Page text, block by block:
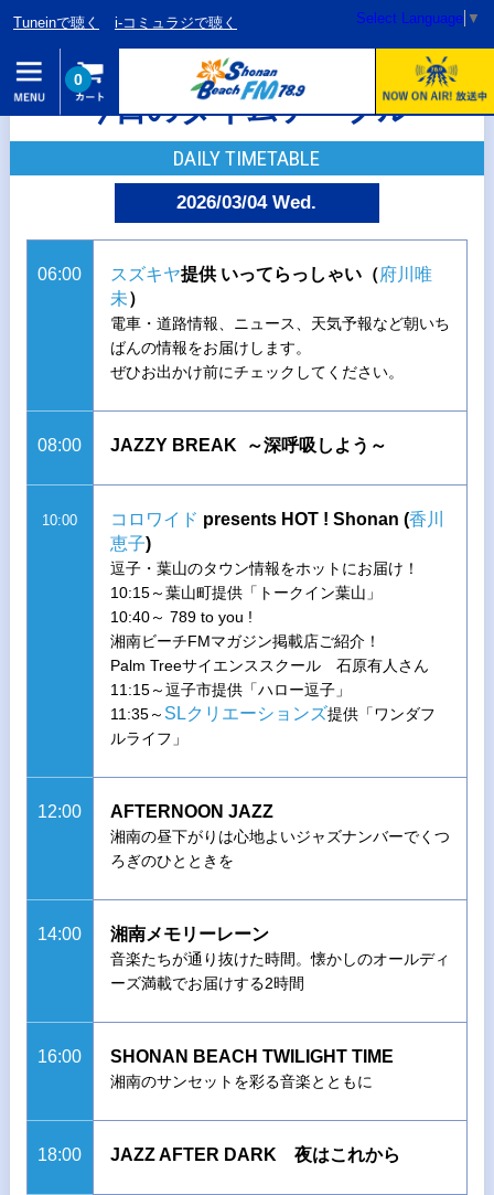
Tuneinで聴く i-コミュラジで聴く Select Language ▼
0
今日のタイムテーブル
DAILY TIMETABLE
2026/03/04 Wed.
06:00 スズキヤ提供 いってらっしゃい（府川唯
未）
電車・道路情報、ニュース、天気予報など朝いち
ばんの情報をお届けします。
ぜひお出かけ前にチェックしてください。
08:00 JAZZY BREAK ～深呼吸しよう～
10:00 コロワイド presents HOT ! Shonan (香川
恵子)
逗子・葉山のタウン情報をホットにお届け！
10:15～葉山町提供「トークイン葉山」
10:40～ 789 to you !
湘南ビーチFMマガジン掲載店ご紹介！
Palm Treeサイエンススクール 石原有人さん
11:15～逗子市提供「ハロー逗子」
11:35～ SLクリエーションズ提供「ワンダフ
ルライフ」
12:00 AFTERNOON JAZZ
湘南の昼下がりは心地よいジャズナンバーでくつ
ろぎのひとときを
14:00 湘南メモリーレーン
音楽たちが通り抜けた時間。懐かしのオールディ
ーズ満載でお届けする2時間
16:00 SHONAN BEACH TWILIGHT TIME
湘南のサンセットを彩る音楽とともに
18:00 JAZZ AFTER DARK 夜はこれから